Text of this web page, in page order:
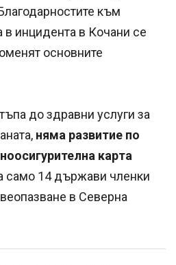
към
инцидента в Кочани се
основните
до здравни услуги за
няма развитие по
карта
само 14 държави членки
в Северна